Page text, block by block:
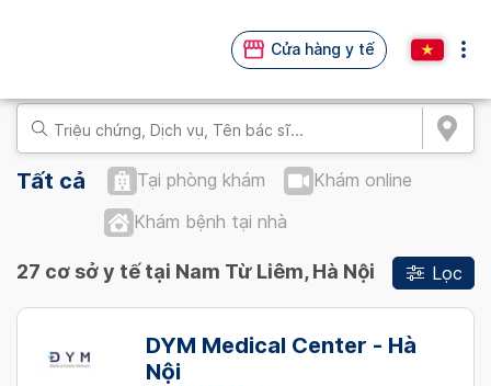
Cửa hàng y tế
Tất cả Tại phòng khám
Khám online
Khám bệnh tại nhà
Lọc
27 cơ sở y tế tại Nam Từ Liêm, Hà Nội
DYM Medical Center - Hà
Nội